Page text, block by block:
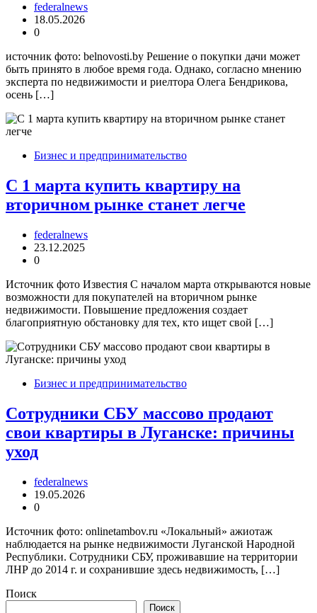
federalnews
18.05.2026
0
источник фото: belnovosti.by Решение о покупки дачи может
быть принято в любое время года. Однако, согласно мнению
эксперта по недвижимости и риелтора Олега Бендрикова,
осень […]
Бизнес и предпринимательство
С 1 марта купить квартиру на
вторичном рынке станет легче
federalnews
23.12.2025
0
Источник фото Известия С началом марта открываются новые
возможности для покупателей на вторичном рынке
недвижимости. Повышение предложения создает
благоприятную обстановку для тех, кто ищет свой […]
Бизнес и предпринимательство
Сотрудники СБУ массово продают
свои квартиры в Луганске: причины
уход
federalnews
19.05.2026
0
Источник фото: onlinetambov.ru «Локальный» ажиотаж
наблюдается на рынке недвижимости Луганской Народной
Республики. Сотрудники СБУ, проживавшие на территории
ЛНР до 2014 г. и сохранившие здесь недвижимость, […]
Поиск
Поиск